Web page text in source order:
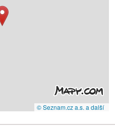
© Seznam.cz a.s. a další